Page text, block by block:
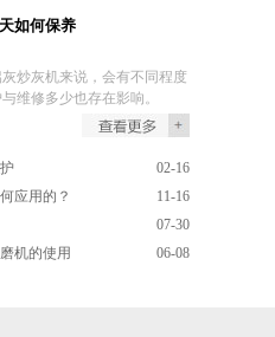
如何保养
炒灰机来说，会有不同程度
维修多少也存在影响。
02-16
应用的？ 11-16
07-30
机的使用
06-08